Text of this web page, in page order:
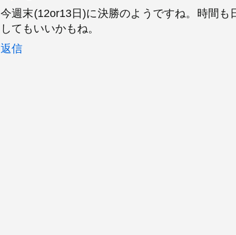
今週末(12or13日)に決勝のようですね。時間
してもいいかもね。
返信